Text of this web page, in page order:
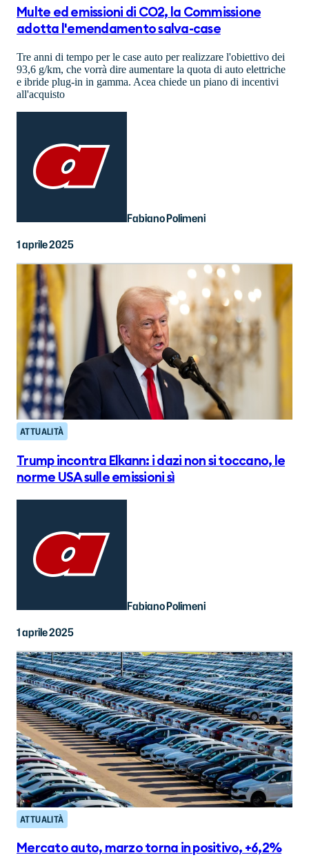
Multe ed emissioni di CO2, la Commissione
adotta l'emendamento salva-case
Tre anni di tempo per le case auto per realizzare l'obiettivo dei
93,6 g/km, che vorrà dire aumentare la quota di auto elettriche
e ibride plug-in in gamma. Acea chiede un piano di incentivi
all'acquisto
Fabiano Polimeni
1 aprile 2025
ATTUALITÀ
Trump incontra Elkann: i dazi non si toccano, le
norme USA sulle emissioni sì
Fabiano Polimeni
1 aprile 2025
ATTUALITÀ
Mercato auto, marzo torna in positivo, +6,2%